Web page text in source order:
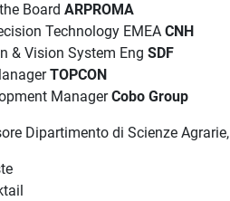
BoardARPROMA
Technology EMEACNH
& Vision System EngSDF
TOPCON
ManagerCobo Group
Dipartimento di Scienze